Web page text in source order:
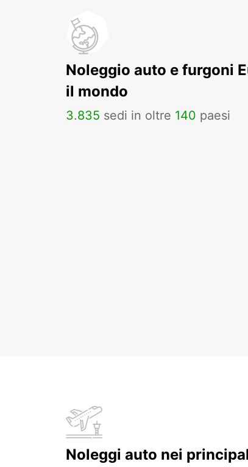
Noleggio auto e furgoni
il mondo
3.835 sedi in oltre 140 paesi
Noleggi auto nei